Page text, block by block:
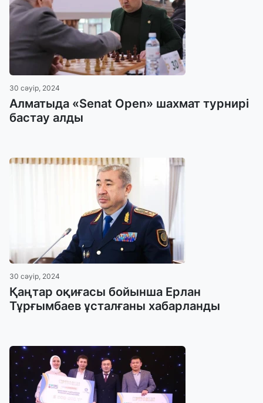
30 сәуір, 2024
Алматыда «Senat Open» шахмат турнирі
бастау алды
30 сәуір, 2024
Қаңтар оқиғасы бойынша Ерлан
Тұрғымбаев ұсталғаны хабарланды